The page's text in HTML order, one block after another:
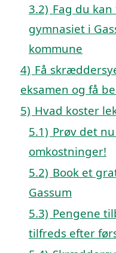
3.2) Fag du
gymnasiet i
kommune
4) Få
eksamen og få
5) Hvad koster
5.1) Prøv det
omkostninger!
5.2) Book et
Gassum
5.3) Pengene
tilfreds efter